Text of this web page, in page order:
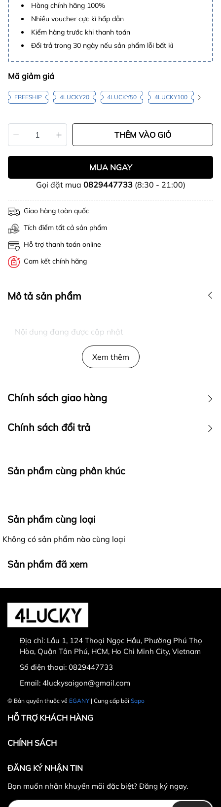
Hàng chính hãng 100%
Nhiều voucher cực kì hấp dẫn
Kiểm hàng trước khi thanh toán
Đổi trả trong 30 ngày nếu sản phẩm lỗi bất kì
Mã giảm giá
FREESHIP 4LUCKY20 4LUCKY50 4LUCKY100
THÊM VÀO GIỎ
MUA NGAY
Gọi đặt mua 0829447733(8:30 - 21:00)
Giao hàng toàn quốc
Tích điểm tất cả sản phẩm
Hỗ trợ thanh toán online
Cam kết chính hãng
Mô tả sản phẩm
Nội dung đang được cập nhật
Xem thêm
Chính sách giao hàng
Lưu ý:
Chính sách đổi trả
trải nghiệm mua sắm tốt nhất, các sản phẩm của
hàng nguyên mới, chất lượng, đúng với thông tin mô tả
Thời gian đổi hàng trong vòng từ
ngày nhận hàng.
Thời gian được tính từ thời điểm xuất hóa đơn.
Sản phẩm chưa qua sử dụng, không bị dơ bẩn, còn
nguyên tem mác, hộp / bao bì sản phẩm đi kèm
(nếu có).
Sản phẩm được chọn để đổi phải có
Không hoàn lại tiền thừa
phẩm đổi.
Sản phẩm cùng phân khúc
Sản phẩm cùng loại
Không có sản phẩm nào cùng loại
Sản phẩm đã xem
Địa chỉ: Lầu 1, 124 Thoại Ngọc Hầu, Phường Phú Thọ
Hòa, Quận Tân Phú, HCM, Ho Chi Minh City, Vietnam
Số điện thoại: 0829447733
Email: 4luckysaigon@gmail.com
© Bản quyền thuộc về EGANY| Cung cấp bởi Sapo
HỖ TRỢ KHÁCH HÀNG
CHÍNH SÁCH
ĐĂNG KÝ NHẬN TIN
Bạn muốn nhận khuyến mãi đặc biệt? Đăng ký ngay.